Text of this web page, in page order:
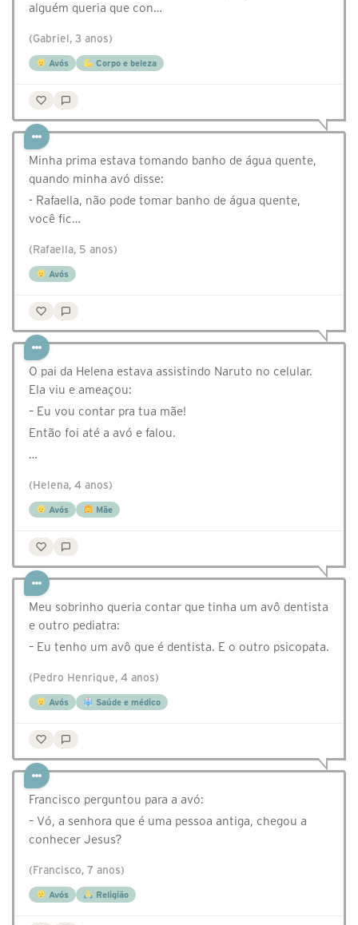
alguém queria que con…
(Gabriel, 3 anos)
Avós Corpo e beleza
Minha prima estava tomando banho de água quente,
quando minha avó disse:
- Rafaella, não pode tomar banho de água quente,
você fic…
(Rafaella, 5 anos)
Avós
O pai da Helena estava assistindo Naruto no celular.
Ela viu e ameaçou:
– Eu vou contar pra tua mãe!
Então foi até a avó e falou.
…
(Helena, 4 anos)
Avós Mãe
Meu sobrinho queria contar que tinha um avô dentista
e outro pediatra:
– Eu tenho um avô que é dentista. E o outro psicopata.
(Pedro Henrique, 4 anos)
Avós Saúde e médico
Francisco perguntou para a avó:
– Vó, a senhora que é uma pessoa antiga, chegou a
conhecer Jesus?
(Francisco, 7 anos)
Avós Religião